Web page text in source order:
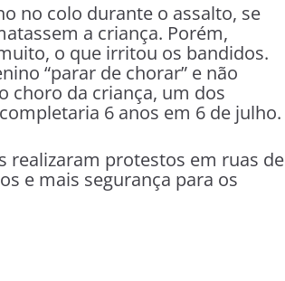
no colo durante o assalto, se
a criança. Porém,
o que irritou os bandidos.
“parar de chorar” e não
choro da criança, um dos
6 anos em 6 de julho.
realizaram protestos em ruas de
e mais segurança para os